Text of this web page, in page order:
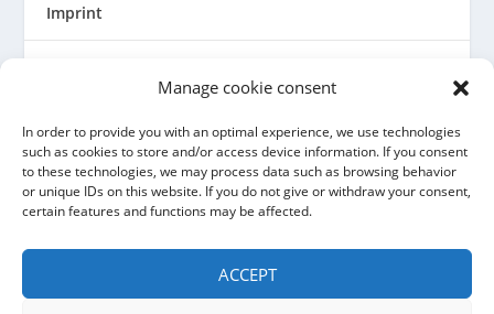
Manage cookie consent
In order to provide you with an optimal experience, we use technologies
such as cookies to store and/or access device information. If you consent
to these technologies, we may process data such as browsing behavior
or unique IDs on this website. If you do not give or withdraw your consent,
certain features and functions may be affected.
ACCEPT
Imprint
Cookie Directive (EU)